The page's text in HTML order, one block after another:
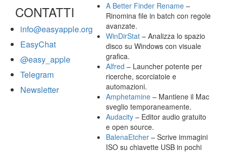
CONTATTI
info@easyapple.org
EasyChat
@easy_apple
Telegram
Newsletter
A Better Finder Rename –
Rinomina file in batch con regole
avanzate.
WinDirStat – Analizza lo spazio
disco su Windows con visuale
grafica.
Alfred – Launcher potente per
ricerche, scorciatoie e
automazioni.
Amphetamine – Mantiene il Mac
sveglio temporaneamente.
Audacity – Editor audio gratuito
e open source.
BalenaEtcher – Scrive immagini
ISO su chiavette USB in pochi